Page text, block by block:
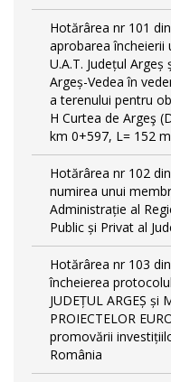
Hotărârea nr 101
aprobarea
U.A.T. Județul
Argeș-Vedea în
a terenului pentru
H Curtea de Argeş
km 0+597, L= 152
Hotărârea nr 102
numirea unui
Administrație al
Public și Privat al
Hotărârea nr 103
încheierea
JUDEȚUL ARGEȘ și
PROIECTELOR
promovării
România